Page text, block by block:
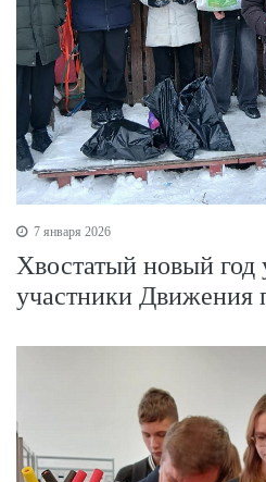
7 января 2026
Хвостатый новый год
участники Движения